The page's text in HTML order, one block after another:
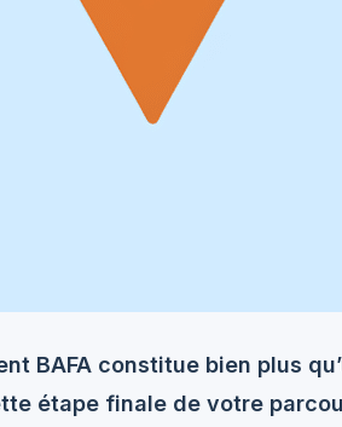
BAFA constitue bien plus
étape finale de votre